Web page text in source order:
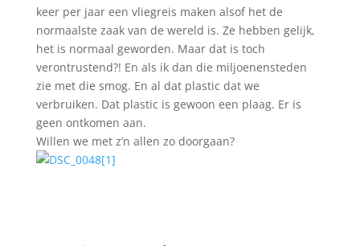
keer per jaar een vliegreis maken alsof het de
normaalste zaak van de wereld is. Ze hebben gelijk,
het is normaal geworden. Maar dat is toch
verontrustend?! En als ik dan die miljoenensteden
zie met die smog. En al dat plastic dat we
verbruiken. Dat plastic is gewoon een plaag. Er is
geen ontkomen aan.
Willen we met z’n allen zo doorgaan?